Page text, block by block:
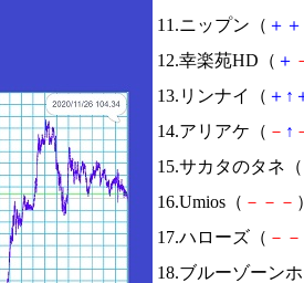
11.ニップン（ ＋ ＋
12.幸楽苑HD（ ＋
13.リンナイ（ ＋ ↑
14.アリアケ（ － ↑
15.サカタのタネ（
16.Umios（ － － －
17.ハローズ（ － －
18.ブルーゾーン